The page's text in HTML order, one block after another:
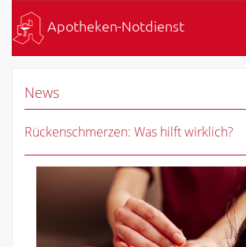
Apotheken-Notdienst
News
Rückenschmerzen: Was hilft wirklich?